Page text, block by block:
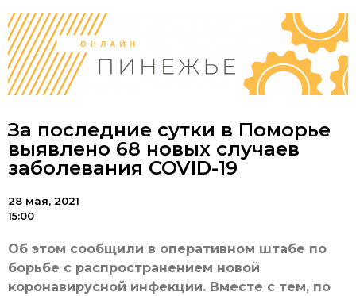
За последние сутки в Поморье
выявлено 68 новых случаев
заболевания COVID-19
28 мая, 2021
15:00
Об этом сообщили в оперативном штабе по
борьбе с распространением новой
коронавирусной инфекции. Вместе с тем, по